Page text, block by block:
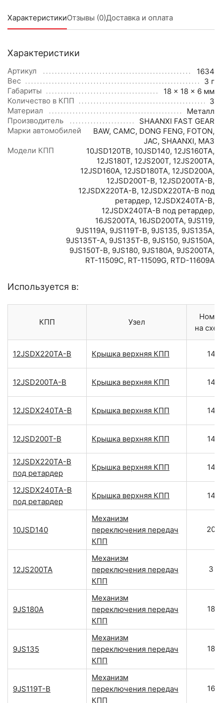
ХарактеристикиОтзывы (0)Доставка и оплата
Характеристики
Артикул
1634
Вес
3 г
Габариты
18 × 18 × 6 мм
Количество в КПП
3
Материал
Металл
Производитель
SHAANXI FAST GEAR
Марки автомобилей
BAW, CAMC, DONG FENG, FOTON,
JAC, SHAANXI, МАЗ
Модели КПП
10JSD120TB, 10JSD140, 12JS160TA,
12JS180T, 12JS200T, 12JS200TA,
12JSD160A, 12JSD180TA, 12JSD200A,
12JSD200T-B, 12JSD200TA-B,
12JSDX220TA-B, 12JSDX220TA-B под
ретардер, 12JSDX240TA-B,
12JSDX240TA-B под ретардер,
16JS200TA, 16JSD200TA, 9JS119,
9JS119A, 9JS119T-B, 9JS135, 9JS135A,
9JS135T-A, 9JS135T-B, 9JS150, 9JS150A,
9JS150T-B, 9JS180, 9JS180A, 9JS200TA,
RT-11509C, RT-11509G, RTD-11609A
Используется в:
КПП Узел
на
12JSDX220TA-B Крышка верхняя КПП 14
12JSD200TA-B Крышка верхняя КПП 14
12JSDX240TA-B Крышка верхняя КПП 14
12JSD200T-B Крышка верхняя КПП 14
12JSDX220TA-B
под ретардер
Крышка верхняя КПП 14
12JSDX240TA-B
под ретардер
Крышка верхняя КПП 14
10JSD140
Механизм
переключения передач
КПП
20
12JS200TA
Механизм
переключения передач
КПП
3
9JS180A
Механизм
переключения передач
КПП
18
9JS135
Механизм
переключения передач
КПП
18
9JS119T-B
Механизм
переключения передач
КПП
16